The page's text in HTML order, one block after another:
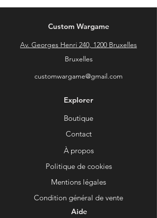
Custom Wargame
Av. Georges Henri 240, 1200 Bruxelles
Bruxelles
customwargame@gmail.com
Explorer
Boutique
Contact
À propos
Politique de cookies
Mentions légales
Condition général de vente
Aide